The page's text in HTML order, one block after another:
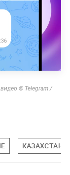
© Telegram /
КАЗАХСТАН